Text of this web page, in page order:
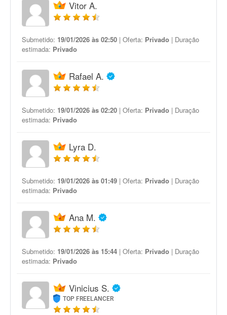
Vitor A.
Submetido: 19/01/2026 às 02:50 | Oferta: Privado | Duração
estimada: Privado
Rafael A.
Submetido: 19/01/2026 às 02:20 | Oferta: Privado | Duração
estimada: Privado
Lyra D.
Submetido: 19/01/2026 às 01:49 | Oferta: Privado | Duração
estimada: Privado
Ana M.
Submetido: 19/01/2026 às 15:44 | Oferta: Privado | Duração
estimada: Privado
Vinicius S.
TOP FREELANCER